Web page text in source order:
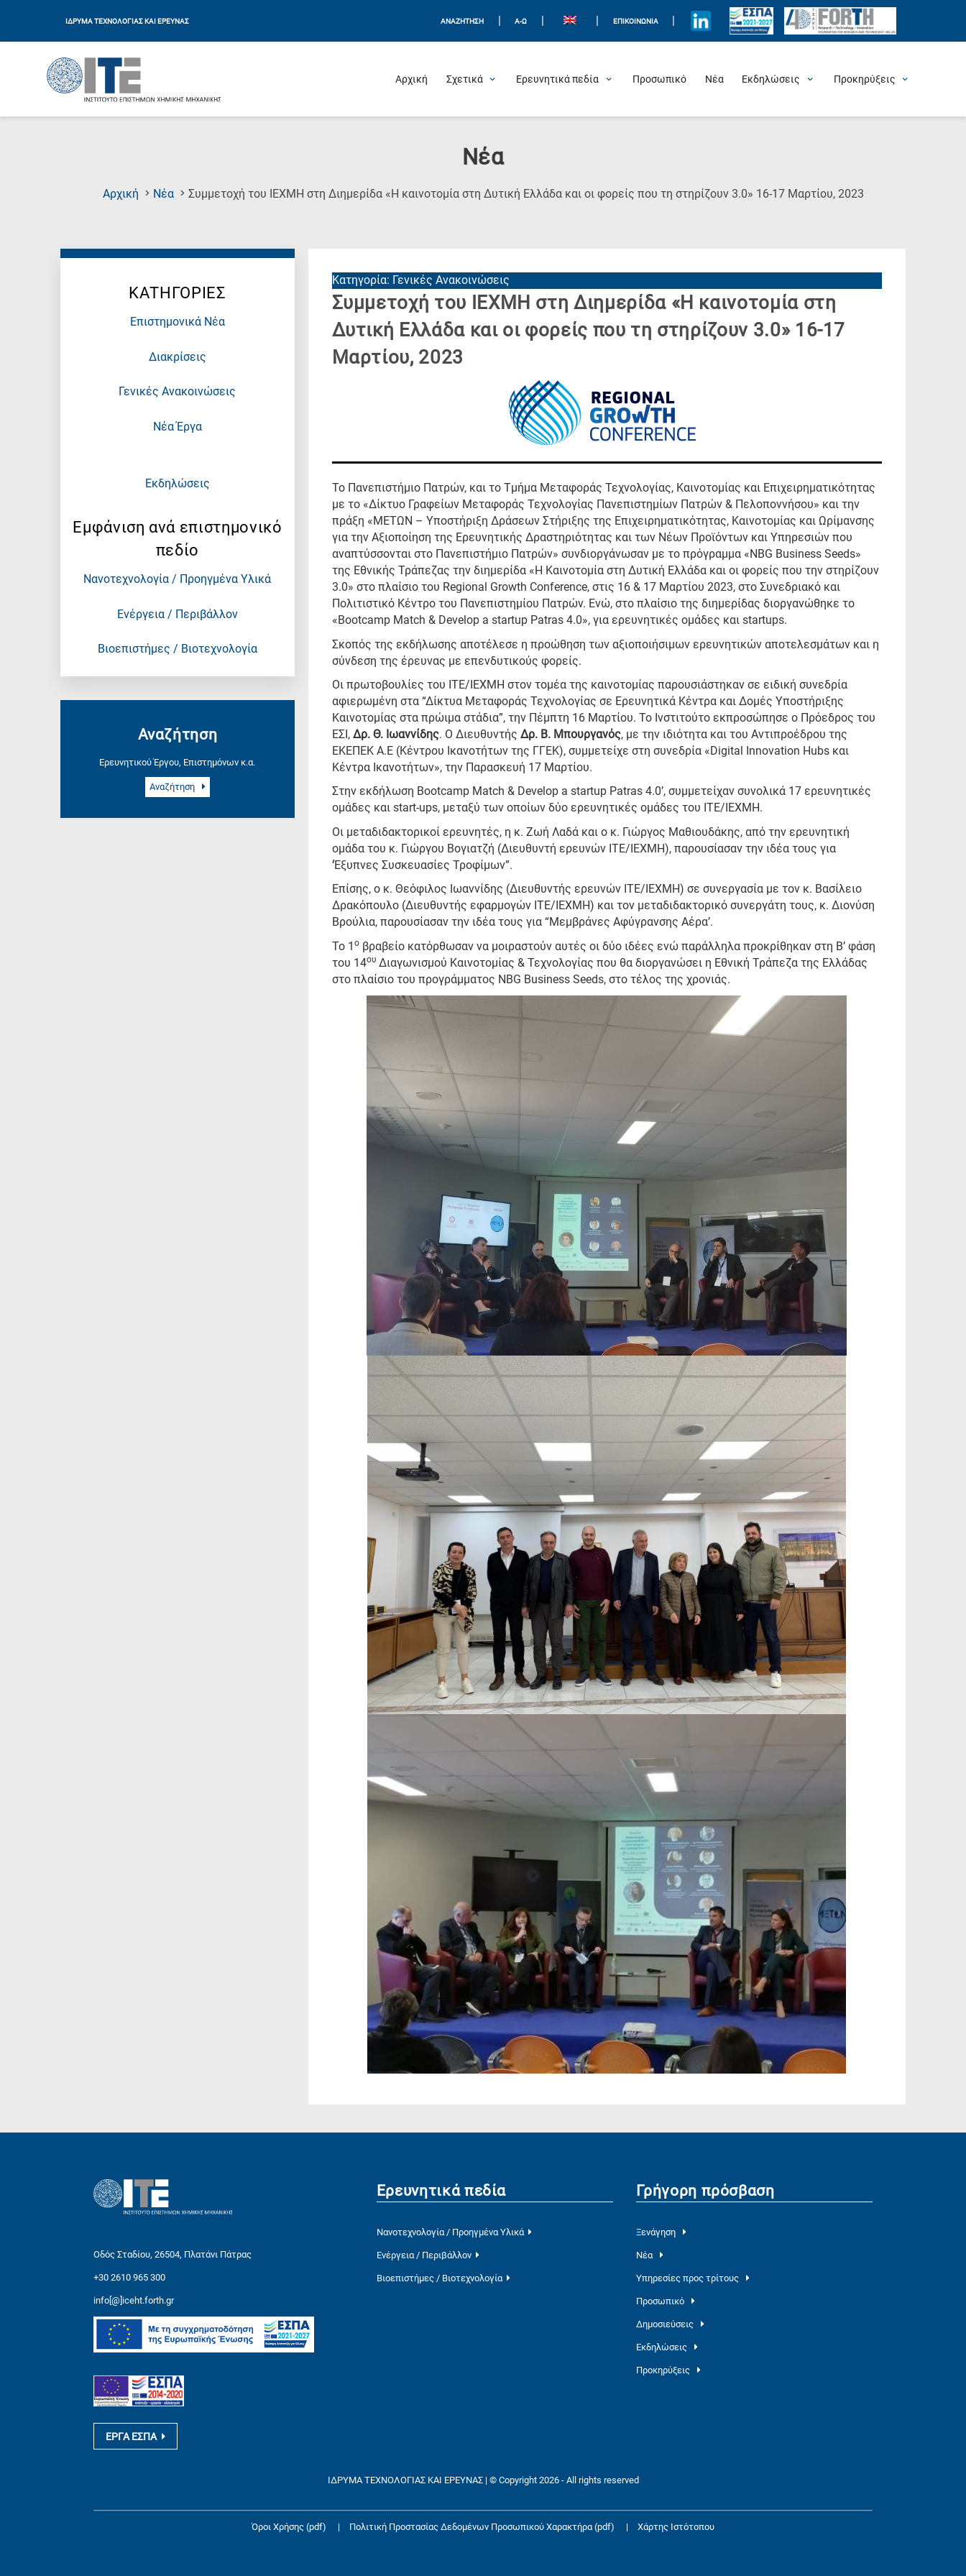
ΙΔΡΥΜΑ ΤΕΧΝΟΛΟΓΙΑΣ ΚΑΙ ΕΡΕΥΝΑΣ ΑΝΑΖΗΤΗΣΗ Α-Ω ΕΠΙΚΟΙΝΩΝΊΑ
Αρχική Σχετικά Ερευνητικά πεδία Προσωπικό Νέα Εκδηλώσεις Προκηρύξεις
Νέα
Αρχική Νέα Συμμετοχή του ΙΕΧΜΗ στη Διημερίδα «Η καινοτομία στη Δυτική Ελλάδα και οι φορείς που τη στηρίζουν 3.0» 16-17 Μαρτίου, 2023(Current
ΚΑΤΗΓΟΡΙΕΣ
Επιστημονικά Νέα
Διακρίσεις
Γενικές Ανακοινώσεις
Νέα Έργα
Εκδηλώσεις
Εμφάνιση ανά επιστημονικό
πεδίο
Νανοτεχνολογία / Προηγμένα Υλικά
Ενέργεια / Περιβάλλον
Βιοεπιστήμες / Βιοτεχνολογία
Αναζήτηση
Ερευνητικού Έργου, Επιστημόνων κ.α.
Αναζήτηση
Κατηγορία: Γενικές Ανακοινώσεις
Συμμετοχή του ΙΕΧΜΗ στη Διημερίδα «Η καινοτομία στη
Δυτική Ελλάδα και οι φορείς που τη στηρίζουν 3.0» 16-17
Μαρτίου, 2023
Το Πανεπιστήμιο Πατρών, και το Τμήμα Μεταφοράς Τεχνολογίας, Καινοτομίας και Επιχειρηματικότητας
με το «Δίκτυο Γραφείων Μεταφοράς Τεχνολογίας Πανεπιστημίων Πατρών & Πελοποννήσου» και την
πράξη «ΜΕΤΩΝ – Υποστήριξη Δράσεων Στήριξης της Επιχειρηματικότητας, Καινοτομίας και Ωρίμανσης
για την Αξιοποίηση της Ερευνητικής Δραστηριότητας και των Νέων Προϊόντων και Υπηρεσιών που
αναπτύσσονται στο Πανεπιστήμιο Πατρών» συνδιοργάνωσαν με το πρόγραμμα «NBG Βusiness Seeds»
της Εθνικής Τράπεζας την διημερίδα «Η Καινοτομία στη Δυτική Ελλάδα και οι φορείς που την στηρίζουν
3.0» στο πλαίσιο του Regional Growth Conference, στις 16 & 17 Μαρτίου 2023, στο Συνεδριακό και
Πολιτιστικό Κέντρο του Πανεπιστημίου Πατρών. Ενώ, στο πλαίσιο της διημερίδας διοργανώθηκε το
«Bootcamp Match & Develop a startup Patras 4.0», για ερευνητικές ομάδες και startups.
Σκοπός της εκδήλωσης αποτέλεσε η προώθηση των αξιοποιήσιμων ερευνητικών αποτελεσμάτων και η
σύνδεση της έρευνας με επενδυτικούς φορείς.
Οι πρωτοβουλίες του ΙΤΕ/ΙΕΧΜΗ στον τομέα της καινοτομίας παρουσιάστηκαν σε ειδική συνεδρία
αφιερωμένη στα “Δίκτυα Μεταφοράς Τεχνολογίας σε Ερευνητικά Κέντρα και Δομές Υποστήριξης
Καινοτομίας στα πρώιμα στάδια”, την Πέμπτη 16 Μαρτίου. Το Ινστιτούτο εκπροσώπησε ο Πρόεδρος του
ΕΣΙ, Δρ. Θ. Ιωαννίδης. Ο Διευθυντής Δρ. Β. Μπουργανός, με την ιδιότητα και του Αντιπροέδρου της
ΕΚΕΠΕΚ Α.Ε (Κέντρου Ικανοτήτων της ΓΓΕΚ), συμμετείχε στη συνεδρία «Digital Innovation Hubs και
Κέντρα Ικανοτήτων», την Παρασκευή 17 Μαρτίου.
Στην εκδήλωση Bootcamp Match & Develop a startup Patras 4.0’, συμμετείχαν συνολικά 17 ερευνητικές
ομάδες και start-ups, μεταξύ των οποίων δύο ερευνητικές ομάδες του ΙΤΕ/ΙΕΧΜΗ.
Οι μεταδιδακτορικοί ερευνητές, η κ. Ζωή Λαδά και ο κ. Γιώργος Μαθιουδάκης, από την ερευνητική
ομάδα του κ. Γιώργου Βογιατζή (Διευθυντή ερευνών ΙΤΕ/ΙΕΧΜΗ), παρουσίασαν την ιδέα τους για
‘Έξυπνες Συσκευασίες Τροφίμων”.
Επίσης, ο κ. Θεόφιλος Ιωαννίδης (Διευθυντής ερευνών ΙΤΕ/ΙΕΧΜΗ) σε συνεργασία με τον κ. Βασίλειο
Δρακόπουλο (Διευθυντής εφαρμογών ΙΤΕ/ΙΕΧΜΗ) και τον μεταδιδακτορικό συνεργάτη τους, κ. Διονύση
Βρούλια, παρουσίασαν την ιδέα τους για “Μεμβράνες Αφύγρανσης Αέρα’.
To 1 οβραβείο κατόρθωσαν να μοιραστούν αυτές οι δύο ιδέες ενώ παράλληλα προκρίθηκαν στη Β’ φάση
του 14ου Διαγωνισμού Καινοτομίας & Τεχνολογίας που θα διοργανώσει η Εθνική Τράπεζα της Ελλάδας
στο πλαίσιο του προγράμματος NBG Business Seeds, στο τέλος της χρονιάς.
Οδός Σταδίου, 26504, Πλατάνι Πάτρας
+30 2610 965 300
info[@]iceht.forth.gr
ΕΡΓΑ ΕΣΠΑ
Ερευνητικά πεδία
Νανοτεχνολογία / Προηγμένα Υλικά
Ενέργεια / Περιβάλλον
Βιοεπιστήμες / Βιοτεχνολογία
Γρήγορη πρόσβαση
Ξενάγηση
Νέα
Υπηρεσίες προς τρίτους
Προσωπικό
Δημοσιεύσεις
Εκδηλώσεις
Προκηρύξεις
ΙΔΡΥΜΑ ΤΕΧΝΟΛΟΓΙΑΣ ΚΑΙ ΕΡΕΥΝΑΣ | © Copyright 2026 - All rights reserved
Όροι Χρήσης (pdf) | Πολιτική Προστασίας Δεδομένων Προσωπικού Χαρακτήρα (pdf) | Χάρτης Ιστότοπου